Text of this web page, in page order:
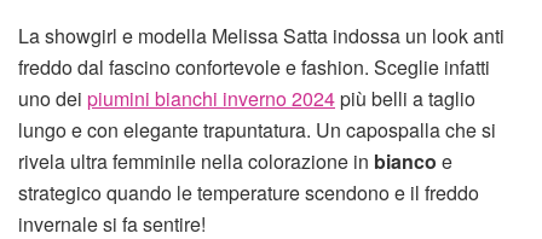
La showgirl e modella Melissa Satta indossa un look anti
freddo dal fascino confortevole e fashion. Sceglie infatti
uno dei piumini bianchi inverno 2024più belli a taglio
lungo e con elegante trapuntatura. Un capospalla che si
rivela ultra femminile nella colorazione in bianco e
strategico quando le temperature scendono e il freddo
invernale si fa sentire!